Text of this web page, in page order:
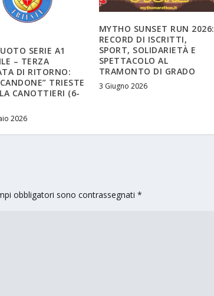
SERIE A1
– TERZA
DI RITORNO:
TRIESTE
CANOTTIERI (6-
2026
MYTHO SUNSET RUN 2026:
RECORD DI ISCRITTI,
SPORT, SOLIDARIETÀ E
SPETTACOLO AL
TRAMONTO DI GRADO
3 Giugno 2026
obbligatori sono contrassegnati*